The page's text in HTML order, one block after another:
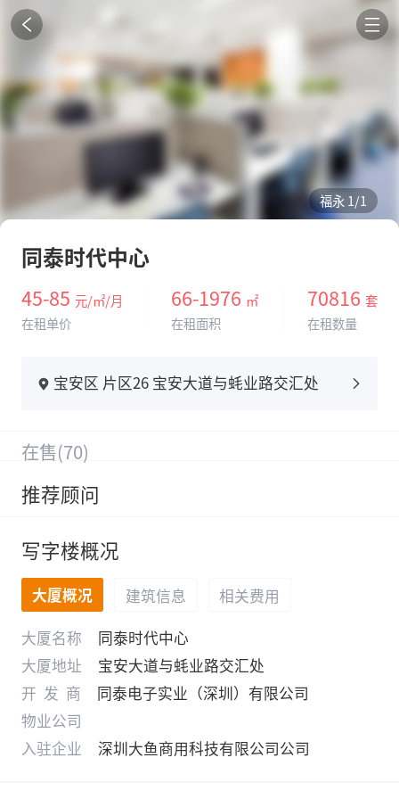
福永 1/1
同泰时代中心
45-85 元/㎡/月
在租单价
66-1976 ㎡
在租面积
70816 套
在租数量
宝安区 片区26 宝安大道与蚝业路交汇处
在售(70)
推荐顾问
写字楼概况
大厦概况 建筑信息
相关费用
大厦名称
同泰时代中心
大厦地址
宝安大道与蚝业路交汇处
开发商
同泰电子实业（深圳）有限公司
物业公司
入驻企业
深圳大鱼商用科技有限公司公司